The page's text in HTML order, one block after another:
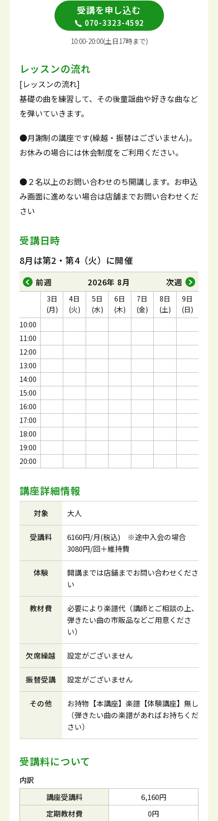
受講を申し込む
070-3323-4592
10:00-20:00(土日17時まで)
レッスンの流れ
[レッスンの流れ]
基礎の曲を練習して、その後童謡曲や好きな曲など
を弾いていきます。
●月謝制の講座です(繰越・振替はございません)。
お休みの場合には休会制度をご利用ください。
●２名以上のお問い合わせのち開講します。お申込
み画面に進めない場合は店舗までお問い合わせくだ
さい
受講日時
8月は第2・第4（火）に開催
前週 2026年 8月 次週
10:00
11:00
12:00
13:00
14:00
15:00
16:00
17:00
18:00
19:00
20:00
3日
(月)
4日
(火)
5日
(水)
6日
(木)
7日
(金)
8日
(土)
9日
(日)
講座詳細情報
対象 大人
受講料
6160円/月(税込) ※途中入会の場合
3080円/回＋維持費
体験
開講までは店舗までお問い合わせくださ
い
教材費
必要により楽譜代（講師とご相談の上、
弾きたい曲の市販品などご用意くださ
い）
欠席繰越 設定がございません
振替受講 設定がございません
その他
お持物【本講座】楽譜【体験講座】無し
（弾きたい曲の楽譜があればお持ちくだ
さい）
受講料について
内訳
講座受講料
6,160円
定期教材費
0円